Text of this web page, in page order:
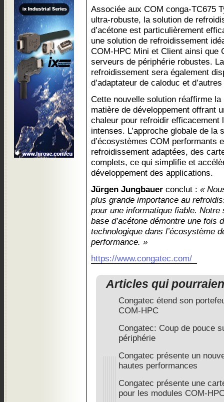
Associée aux COM conga-TC675
ultra-robuste, la solution de
d’acétone est particulièrement
une solution de refroidissement
COM-HPC Mini et Client ainsi que
serveurs de périphérie robustes.
refroidissement sera également
d’adaptateur de caloduc et
Cette nouvelle solution réaffirme
matière de développement offrant
chaleur pour refroidir efficacement
intenses. L’approche globale de la
d’écosystèmes COM performants
refroidissement adaptées, des
complets, ce qui simplifie et
développement des applications.
Jürgen Jungbauer conclut : «
plus grande importance au
pour une informatique fiable.
base d’acétone démontre une fois
technologique dans l’écosystème
performance. »
https://www.congatec.com/
Articles qui
Congatec étend son
COM-HPC
Congatec: Coup de pouce
périphérie
Congatec présente un
hautes performances
Congatec présente une
pour les modules COM-